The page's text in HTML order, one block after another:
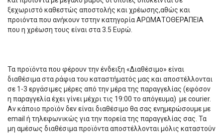
ξεχωριστό καθεστώς αποστολής και χρέωσης,αθώς και
προιόντα που ανήκουν τστην κατηγορία ΑΡΩΜΑΤΟΘΕΡΑΠΕΙΑ
που η χρέωση τους είναι στα 3.5 Ευρώ.
Τα προϊόντα που φέρουν την ένδειξη «Διαθέσιμο» είναι
διαθέσιμα στα ράφια του καταστήματός μας και αποστέλλονται
σε 1-3 εργάσιμες μέρες από την μέρα της παραγγελίας (εφόσον
η παραγγελία έχει γίνει μέχρι τις 19:00 το απόγευμα) με courier.
Αν κάποιο προϊόν δεν είναι διαθέσιμο θα σας ενημερώσουμε με
email ή τηλεφωνικώς για την πορεία της παραγγελίας σας. Τα
μη αμέσως διαθέσιμα προϊόντα αποστέλλονται μόλις καταστούν